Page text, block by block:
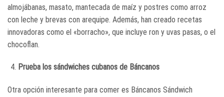
almojábanas, masato, mantecada de maíz y postres como arroz
con leche y brevas con arequipe. Además, han creado recetas
innovadoras como el «borracho», que incluye ron y uvas pasas, o el
chocoflan.
Prueba los sándwiches cubanos de Báncanos
Otra opción interesante para comer es Báncanos Sándwich